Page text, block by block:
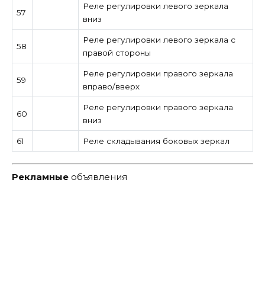
57
Реле регулировки левого зеркала
вниз
58
Реле регулировки левого зеркала с
правой стороны
59
Реле регулировки правого зеркала
вправо/вверх
60
Реле регулировки правого зеркала
вниз
61 Реле складывания боковых зеркал
Рекламные объявления